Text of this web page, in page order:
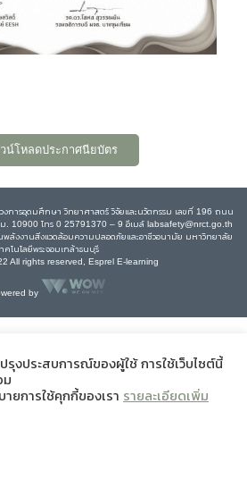
น์โหลดประกาศนียบัตร
งการอุดมศึกษา วิทยาศาสตร์ วิจัยและนวัตกรรม เลขที่ 196 ถนน
ม. 10900 โทร 0 25791370 – 9 อีเมล์ labsafety@nrct.go.th
ลังงานสิ่งแวดล้อมความปลอดภัยและอาชีวอนามัย มหาวิทยาลัย
คโนโลยีพระจอมเกล้าธนบุรี
All rights reserved, Esprel E-learning
by
รุงประสบการณ์ของผู้ใช้ การใช้เว็บไซต์นี้
ม
ายการใช้คุกกี้ของเรา รายละเอียดเพิ่ม